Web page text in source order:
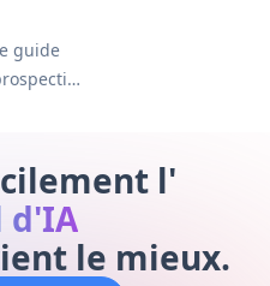
guide
et
!
l'
d'IA
le mieux.